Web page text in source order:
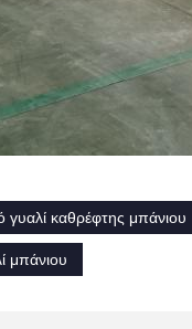
γυαλί καθρέφτης μπάνιου
μπάνιου